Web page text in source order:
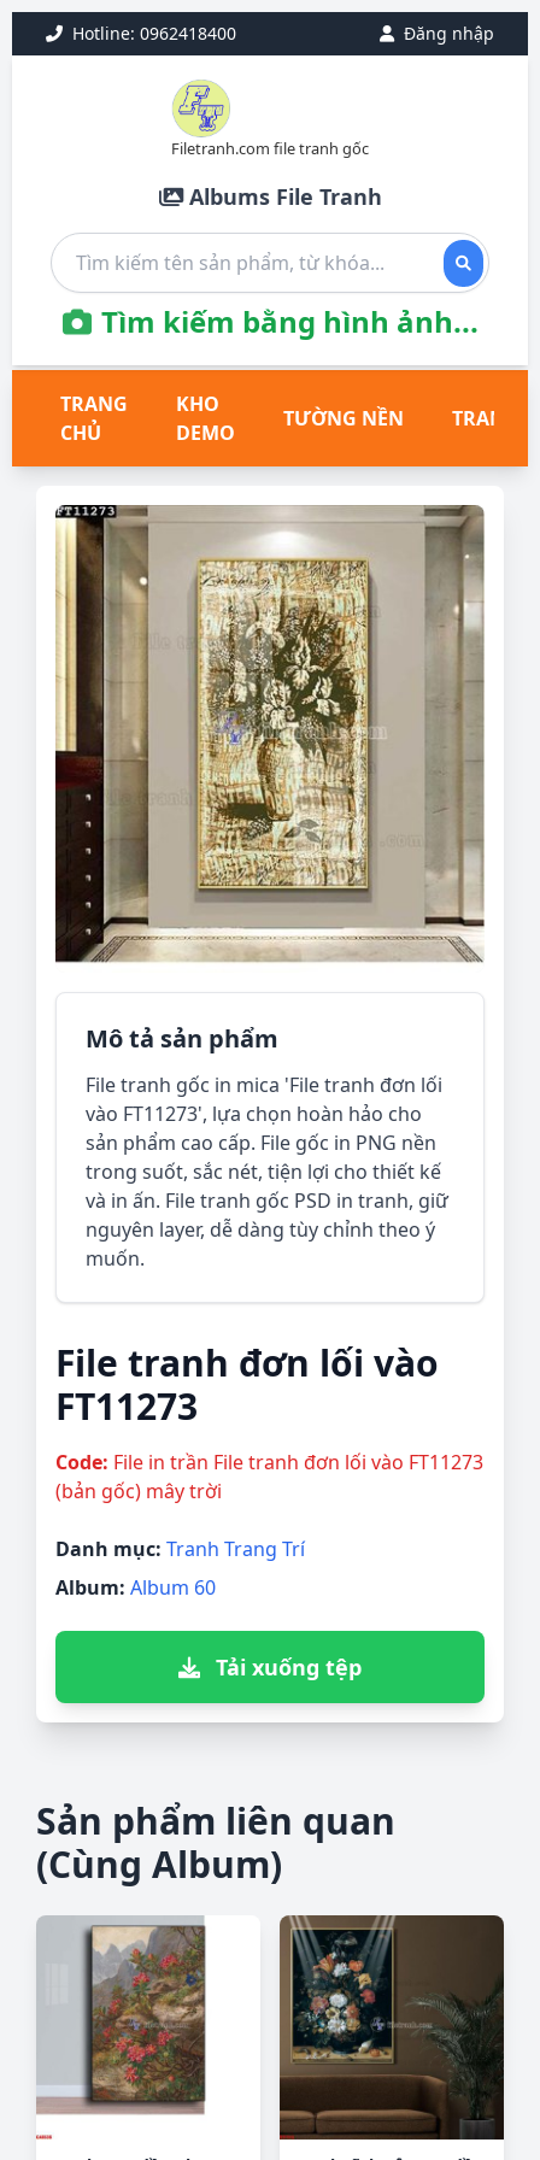
Hotline: 0962418400 Đăng nhập
Filetranh.com file tranh gốc
Albums File Tranh
Tìm kiếm bằng hình ảnh...
TRANG
CHỦ
KHO
DEMO
TƯỜNG NỀN TRANH
Mô tả sản phẩm
File tranh gốc in mica 'File tranh đơn lối
vào FT11273', lựa chọn hoàn hảo cho
sản phẩm cao cấp. File gốc in PNG nền
trong suốt, sắc nét, tiện lợi cho thiết kế
và in ấn. File tranh gốc PSD in tranh, giữ
nguyên layer, dễ dàng tùy chỉnh theo ý
muốn.
File tranh đơn lối vào
FT11273
Code: File in trần File tranh đơn lối vào FT11273
(bản gốc) mây trời
Danh mục: Tranh Trang Trí
Album: Album 60
Tải xuống tệp
Sản phẩm liên quan
(Cùng Album)